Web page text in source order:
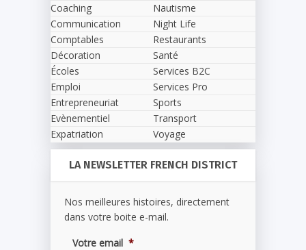
Coaching
Communication
Comptables
Décoration
Écoles
Emploi
Entrepreneuriat
Evènementiel
Expatriation
Nautisme
Night Life
Restaurants
Santé
Services B2C
Services Pro
Sports
Transport
Voyage
LA NEWSLETTER FRENCH DISTRICT
Nos meilleures histoires, directement
dans votre boite e-mail.
Votre email *